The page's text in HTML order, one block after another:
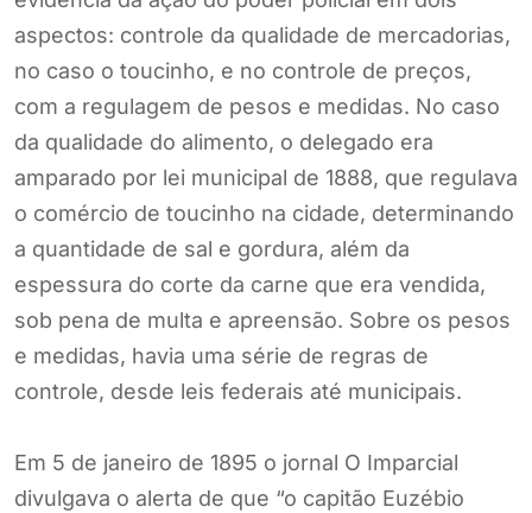
aspectos: controle da qualidade de mercadorias,
no caso o toucinho, e no controle de preços,
com a regulagem de pesos e medidas. No caso
da qualidade do alimento, o delegado era
amparado por lei municipal de 1888, que regulava
o comércio de toucinho na cidade, determinando
a quantidade de sal e gordura, além da
espessura do corte da carne que era vendida,
sob pena de multa e apreensão. Sobre os pesos
e medidas, havia uma série de regras de
controle, desde leis federais até municipais.
Em 5 de janeiro de 1895 o jornal O Imparcial
divulgava o alerta de que “o capitão Euzébio